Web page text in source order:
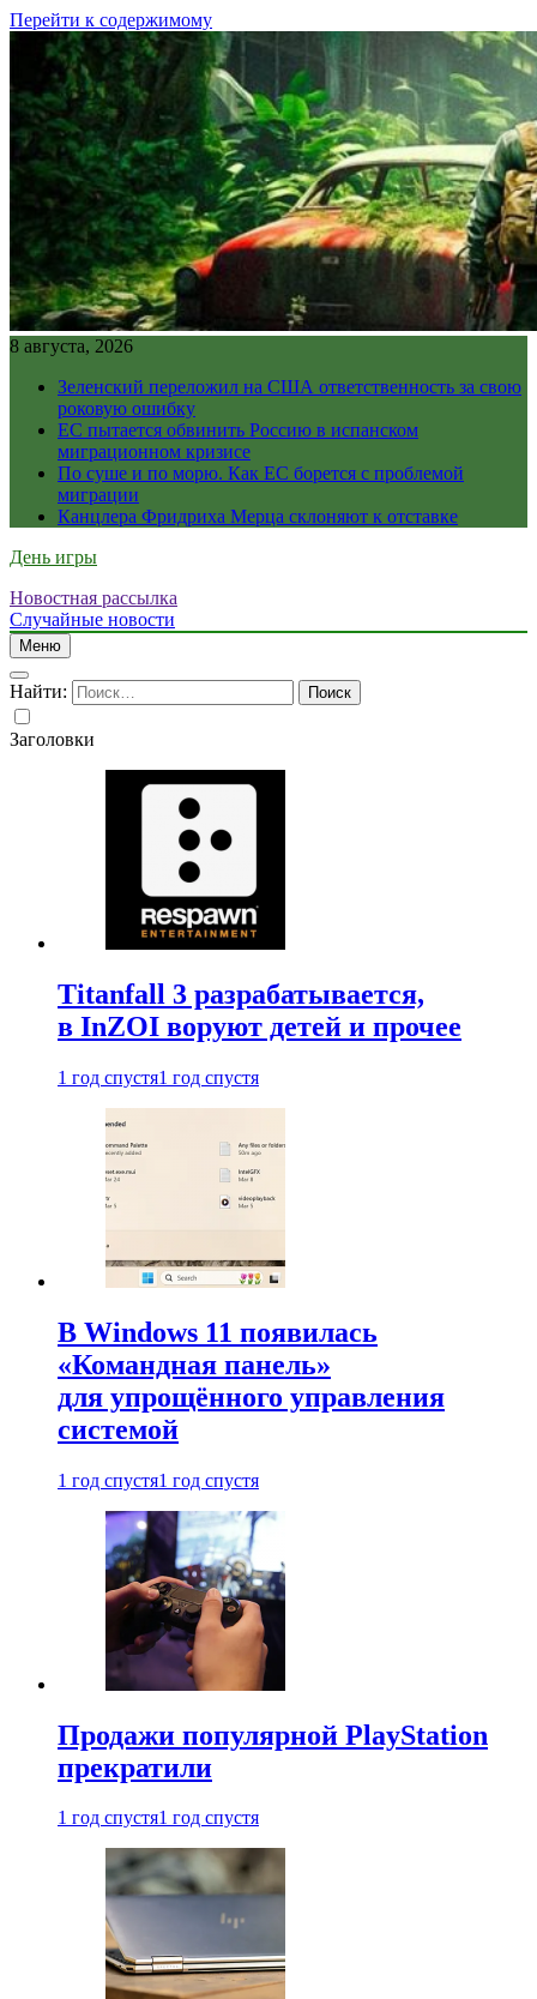
Перейти к содержимому
8 августа, 2026
Зеленский переложил на США ответственность за свою
роковую ошибку
ЕС пытается обвинить Россию в испанском
миграционном кризисе
По суше и по морю. Как ЕС борется с проблемой
миграции
Канцлера Фридриха Мерца склоняют к отставке
День игры
Новостная рассылка
Случайные новости
Меню
Найти:
Заголовки
Titanfall 3 разрабатывается,
в InZOI воруют детей и прочее
1 год спустя1 год спустя
В Windows 11 появилась
«Командная панель»
для упрощённого управления
системой
1 год спустя1 год спустя
Продажи популярной PlayStation
прекратили
1 год спустя1 год спустя